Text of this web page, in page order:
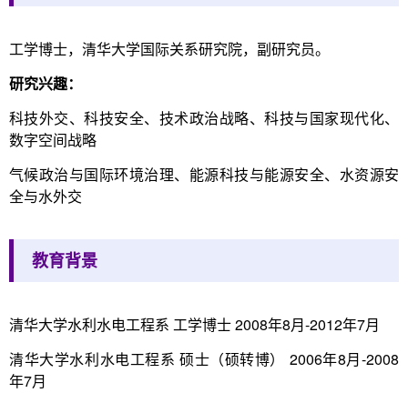
工学博士，清华大学国际关系研究院，副研究员。
研究兴趣：
科技外交、科技安全、技术政治战略、科技与国家现代化、
数字空间战略
气候政治与国际环境治理、能源科技与能源安全、水资源安
全与水外交
教育背景
清华大学水利水电工程系 工学博士 2008年8月-2012年7月
清华大学水利水电工程系 硕士（硕转博） 2006年8月-2008
年7月